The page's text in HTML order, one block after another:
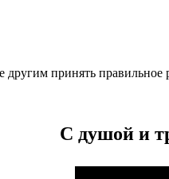
другим принять правильное
С душой и